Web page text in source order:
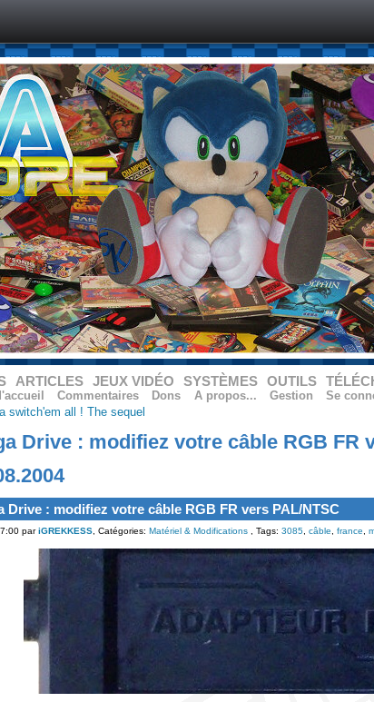
ARTICLES JEUX VIDÉO SYSTÈMES OUTILS
Commentaires Dons A propos... Gestion
Se
switch'em all ! The sequel
Drive : modifiez votre câble RGB FR
Drive : modifiez votre câble RGB FR vers PAL/NTSC
pariGREKKESS, Catégories: Matériel & Modifications, Tags: 3085, câble france